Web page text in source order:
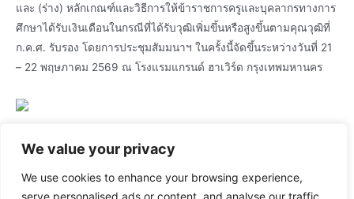
We value your privacy
We use cookies to enhance your browsing experience,
serve personalised ads or content, and analyse our traffic.
และ (ร่าง) หลักเกณฑ์และวิธีการให้ข้าราชการครูและบุคลากรทางการ
ศึกษาได้รับเงินเดือนในกรณีที่ได้รับวุฒิเพิ่มขึ้นหรือสูงขึ้นตามคุณวุฒิที่
ก.ค.ศ. รับรอง โดยการประชุมสัมมนาฯ ในครั้งนี้จัดขึ้นระหว่างวันที่ 21
– 22 พฤษภาคม 2569 ณ โรงแรมแกรนด์ ฮาเวิร์ด กรุงเทพมหานคร